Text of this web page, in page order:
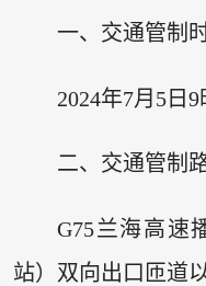
一、交通管制时
2024年7月5日
二、交通管制路
G75兰海高速
站）双向出口匝道